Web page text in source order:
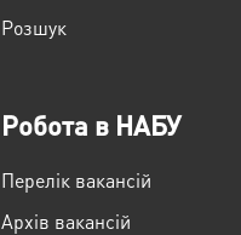
Розшук
Робота в НАБУ
Перелік вакансій
Архів вакансій